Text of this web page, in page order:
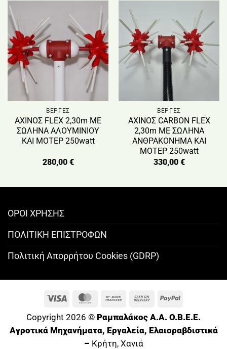
ΒΕΡΓΕΣ
ΑΧΙΝΟΣ FLEX 2,30m ΜΕ
ΣΩΛΗΝΑ ΑΛΟΥΜΙΝΙΟΥ
ΚΑΙ ΜΟΤΕΡ 250watt
280,00 €
ΒΕΡΓΕΣ
ΑΧΙΝΟΣ CARBON FLEX
2,30m ΜΕ ΣΩΛΗΝΑ
ΑΝΘΡΑΚΟΝΗΜΑ ΚΑΙ
ΜΟΤΕΡ 250watt
330,00 €
ΟΡΟΙ ΧΡΗΣΗΣ
ΠΟΛΙΤΙΚΗ ΕΠΙΣΤΡΟΦΩΝ
Πολιτική Απορρήτου Cookies (GDRP)
Visa MasterCard
Bank
Cash
PayPal
Copyright 2026 © Ραμπαλάκος A.A. O.B.E.E.
Αγροτικά Μηχανήματα, Εργαλεία, Ελαιοραβδιστικά
– Κρήτη, Χανιά